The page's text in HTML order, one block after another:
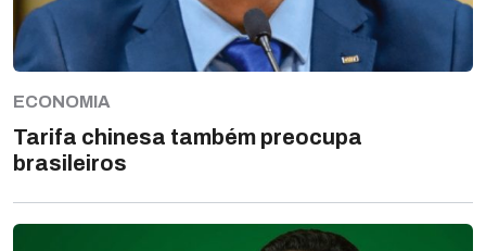
ECONOMIA
Tarifa chinesa também preocupa
brasileiros